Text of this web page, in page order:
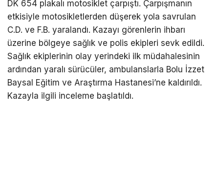
DK 654 plakalı motosiklet çarpıştı. Çarpışmanın
etkisiyle motosikletlerden düşerek yola savrulan
C.D. ve F.B. yaralandı. Kazayı görenlerin ihbarı
üzerine bölgeye sağlık ve polis ekipleri sevk edildi.
Sağlık ekiplerinin olay yerindeki ilk müdahalesinin
ardından yaralı sürücüler, ambulanslarla Bolu İzzet
Baysal Eğitim ve Araştırma Hastanesi’ne kaldırıldı.
Kazayla ilgili inceleme başlatıldı.